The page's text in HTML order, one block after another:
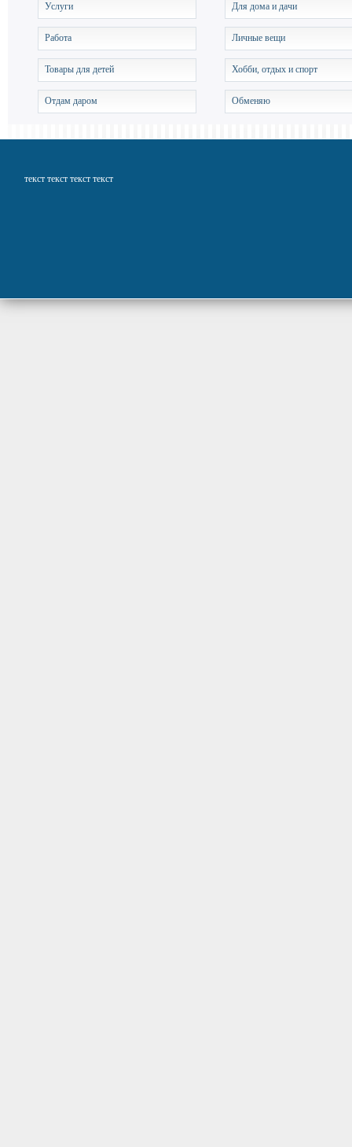
Услуги Для дома и дачи
Работа Личные вещи
Товары для детей Хобби, отдых и спорт
Отдам даром Обменяю
текст текст текст текст